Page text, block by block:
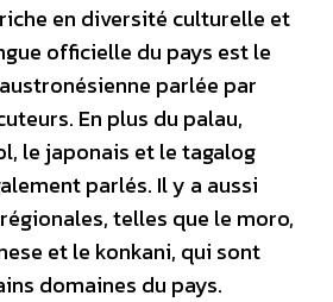
en diversité culturelle et
officielle du pays est le
parlée par
En plus du palau,
le japonais et le tagalog
parlés. Il y a aussi
telles que le moro,
et le konkani, qui sont
domaines du pays.